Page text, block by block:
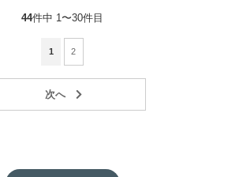
44件中 1〜30件目
1 2